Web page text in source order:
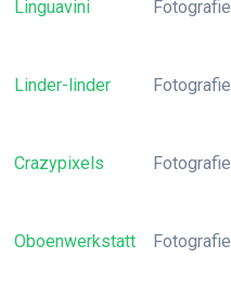
Linguavini Fotografie
Linder-linder Fotografie
Crazypixels Fotografie
Oboenwerkstatt Fotografie